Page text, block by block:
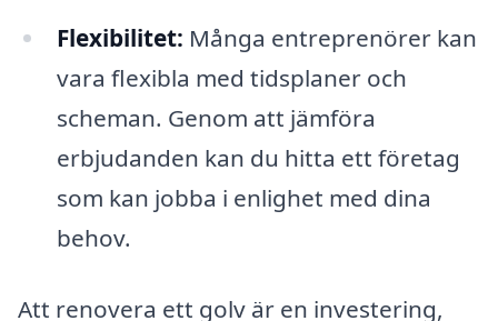
Flexibilitet: Många entreprenörer kan
vara flexibla med tidsplaner och
scheman. Genom att jämföra
erbjudanden kan du hitta ett företag
som kan jobba i enlighet med dina
behov.
Att renovera ett golv är en investering,